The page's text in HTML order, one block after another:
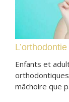
Enfants et
mâchoire que